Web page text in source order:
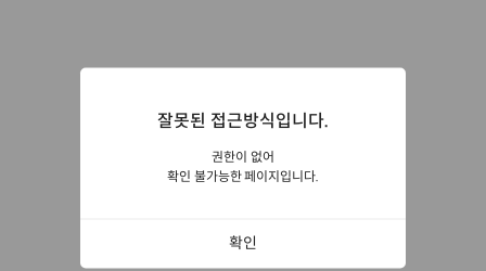
잘못된 접근방식입니다.
권한이 없어
확인 불가능한 페이지입니다.
확인